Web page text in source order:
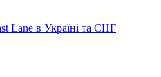
Lane в Україні та СНГ